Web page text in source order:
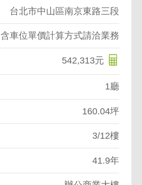
台北市中山區南京東路三段
含車位單價計算方式請洽業務
542,313元
1廳
160.04坪
3/12樓
41.9年